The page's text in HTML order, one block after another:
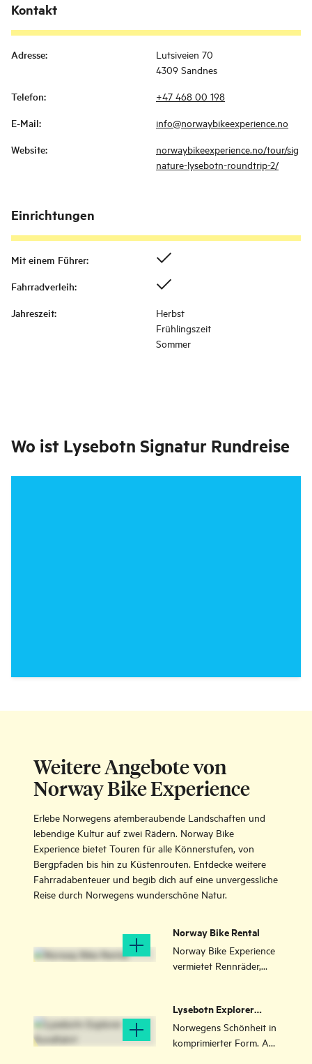
Kontakt
Adresse:
Lutsiveien 70
4309 Sandnes
Telefon: +47 468 00 198
E-Mail: info@norwaybikeexperience.no
Website:
norwaybikeexperience.no/tour/sig
nature-lysebotn-roundtrip-2/
Einrichtungen
Mit einem Führer:
Fahrradverleih:
Jahreszeit:
Herbst
Frühlingszeit
Sommer
Wo ist Lysebotn Signatur Rundreise
Weitere Angebote von
Norway Bike Experience
Erlebe Norwegens atemberaubende Landschaften und
lebendige Kultur auf zwei Rädern. Norway Bike
Experience bietet Touren für alle Könnerstufen, von
Bergpfaden bis hin zu Küstenrouten. Entdecke weitere
Fahrradabenteuer und begib dich auf eine unvergessliche
Reise durch Norwegens wunderschöne Natur.
Norway Bike Rental
Norway Bike Experience
vermietet Rennräder,
Sattel aus erleben
kannst. Besonders
beliebt sind steile
Lysebotn Explorer
Rundfahrt
Norwegens Schönheit in
komprimierter Form. Auf